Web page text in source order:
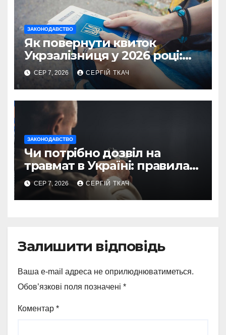
ЗАКОНОДАВСТВО
Як повернути квиток
Укрзалізниця у 2026 році:
правила і суми
СЕР 7, 2026 СЕРГІЙ ТКАЧ
ЗАКОНОДАВСТВО
Чи потрібно дозвіл на
травмат в Україні: правила
2026
СЕР 7, 2026 СЕРГІЙ ТКАЧ
Залишити відповідь
Ваша e-mail адреса не оприлюднюватиметься.
Обов’язкові поля позначені *
Коментар *